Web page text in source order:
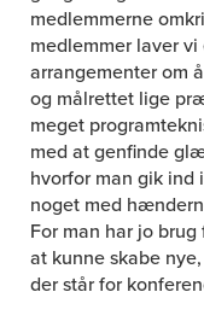
medlemmerne
medlemmer laver
arrangementer om
og målrettet lige
meget
med at genfinde
hvorfor man gik ind
noget med
For man har jo
at kunne skabe
der står for